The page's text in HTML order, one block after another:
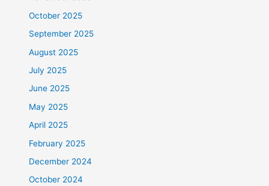
October 2025
September 2025
August 2025
July 2025
June 2025
May 2025
April 2025
February 2025
December 2024
October 2024